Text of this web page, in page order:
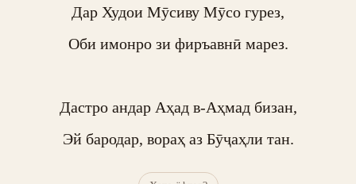
Дар Худои Мӯсиву Мӯсо гурез,
Оби имонро зи фиръавнӣ марез.
Дастро андар Аҳад в-Аҳмад бизан,
Эй бародар, вораҳ аз Бӯҷаҳли тан.